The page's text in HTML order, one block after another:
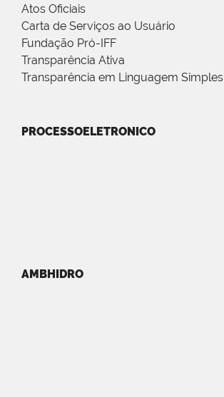
Atos Oficiais
Carta de Serviços ao Usuário
Fundação Pró-IFF
Transparência Ativa
Transparência em Linguagem Simples
PROCESSOELETRONICO
AMBHIDRO